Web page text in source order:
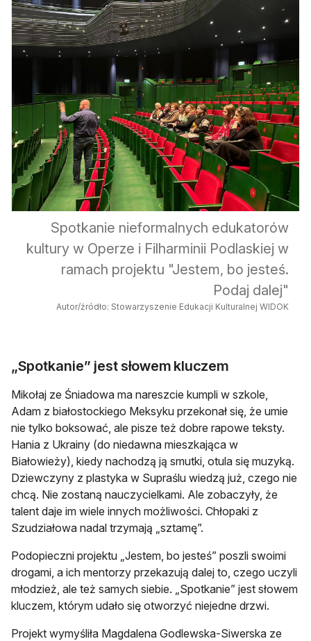
Spotkanie nieformalnych edukatorów
kultury w Operze i Filharminii Podlaskiej w
ramach projektu "Jestem, bo jesteś.
Podaj dalej"
Autor/źródło: Stowarzyszenie Edukacji Kulturalnej WIDOK
„Spotkanie” jest słowem kluczem
Mikołaj ze Śniadowa ma nareszcie kumpli w szkole,
Adam z białostockiego Meksyku przekonał się, że umie
nie tylko boksować, ale pisze też dobre rapowe teksty.
Hania z Ukrainy (do niedawna mieszkająca w
Białowieży), kiedy nachodzą ją smutki, otula się muzyką.
Dziewczyny z plastyka w Supraślu wiedzą już, czego nie
chcą. Nie zostaną nauczycielkami. Ale zobaczyły, że
talent daje im wiele innych możliwości. Chłopaki z
Szudziałowa nadal trzymają „sztamę”.
Podopieczni projektu „Jestem, bo jesteś” poszli swoimi
drogami, a ich mentorzy przekazują dalej to, czego uczyli
młodzież, ale też samych siebie. „Spotkanie” jest słowem
kluczem, którym udało się otworzyć niejedne drzwi.
Projekt wymyśliła Magdalena Godlewska-Siwerska ze